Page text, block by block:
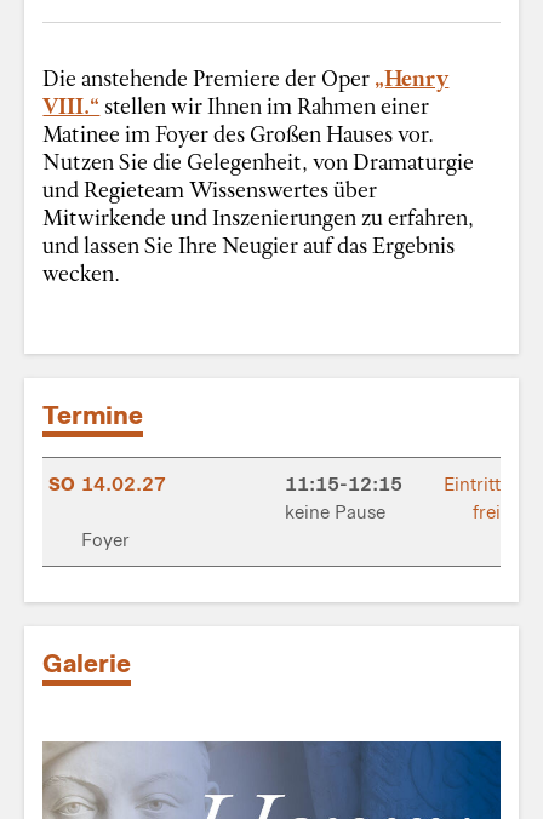
Die anstehende Premiere der Oper„Henry
VIII.“stellen wir Ihnen im Rahmen einer
Matinee im Foyer des Großen Hauses vor.
Nutzen Sie die Gelegenheit, von Dramaturgie
und Regieteam Wissenswertes über
Mitwirkende und Inszenierungen zu erfahren,
und lassen Sie Ihre Neugier auf das Ergebnis
wecken.
Termine
SO 14.02.27
11:15-12:15
keine Pause
Foyer
Eintritt
frei
Galerie